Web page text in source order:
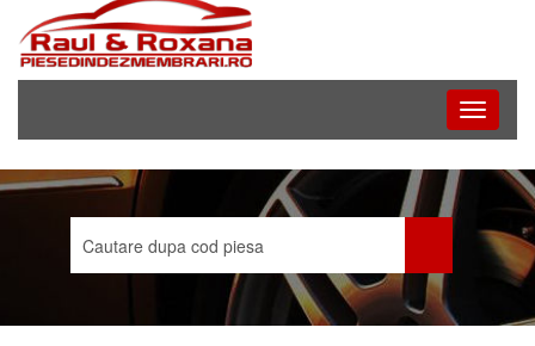
Toggle